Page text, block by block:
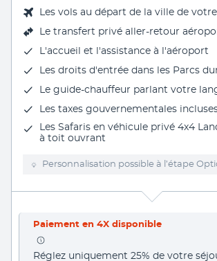
Les vols au départ de la ville de
Le transfert privé aller-retour
L'accueil et l'assistance à l'aéroport
Les droits d'entrée dans les Parcs
Le guide-chauffeur parlant votre
Les taxes gouvernementales
Les Safaris en véhicule privé 4x4
à toit ouvrant
Personnalisation possible à l’étape
Paiement en 4X disponible
Réglez uniquement 25% de votre